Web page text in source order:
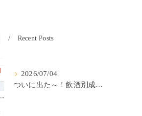
Recent Posts
2026/07/04
ついに出た～！飲酒別成婚率(IBJ)！